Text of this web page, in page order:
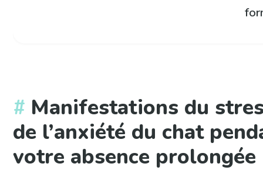
Manifestations du
de l’anxiété du chat
votre absence prolongée